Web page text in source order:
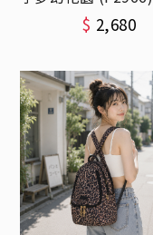
$ 2,680